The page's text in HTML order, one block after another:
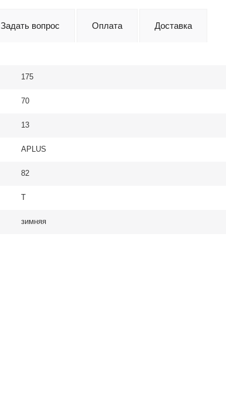
Задать вопрос Оплата Доставка
175
70
13
APLUS
82
T
зимняя